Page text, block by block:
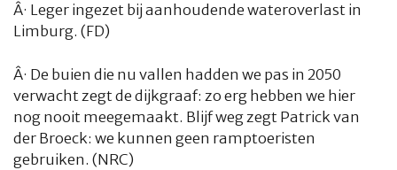
Â· Leger ingezet bij aanhoudende wateroverlast in
Limburg. (FD)
Â· De buien die nu vallen hadden we pas in 2050
verwacht zegt de dijkgraaf: zo erg hebben we hier
nog nooit meegemaakt. Blijf weg zegt Patrick van
der Broeck: we kunnen geen ramptoeristen
gebruiken. (NRC)